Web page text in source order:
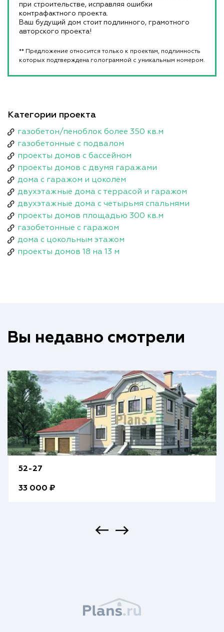
при строительстве, исправляя ошибки
контрафактного проекта.
Ваш будущий дом стоит подлинного, грамотного
авторского проекта!
** Предложение относится только к проектам, подлинность
которых подтверждена голограммой с уникальным номером.
Категории проекта
газобетон/пеноблок более 350 кв.м
газобетонные с подвалом
проекты домов с бассейном
проекты домов с двумя гаражами
дома с гаражом и цоколем
двухэтажные дома с террасой и гаражом
двухэтажные дома с четырьмя спальнями
проекты домов площадью 300 кв.м
газобетонные с гаражом
дома с цокольным этажом
проекты домов 18 на 13 м
Вы недавно смотрели
52-27
33 000 ₽